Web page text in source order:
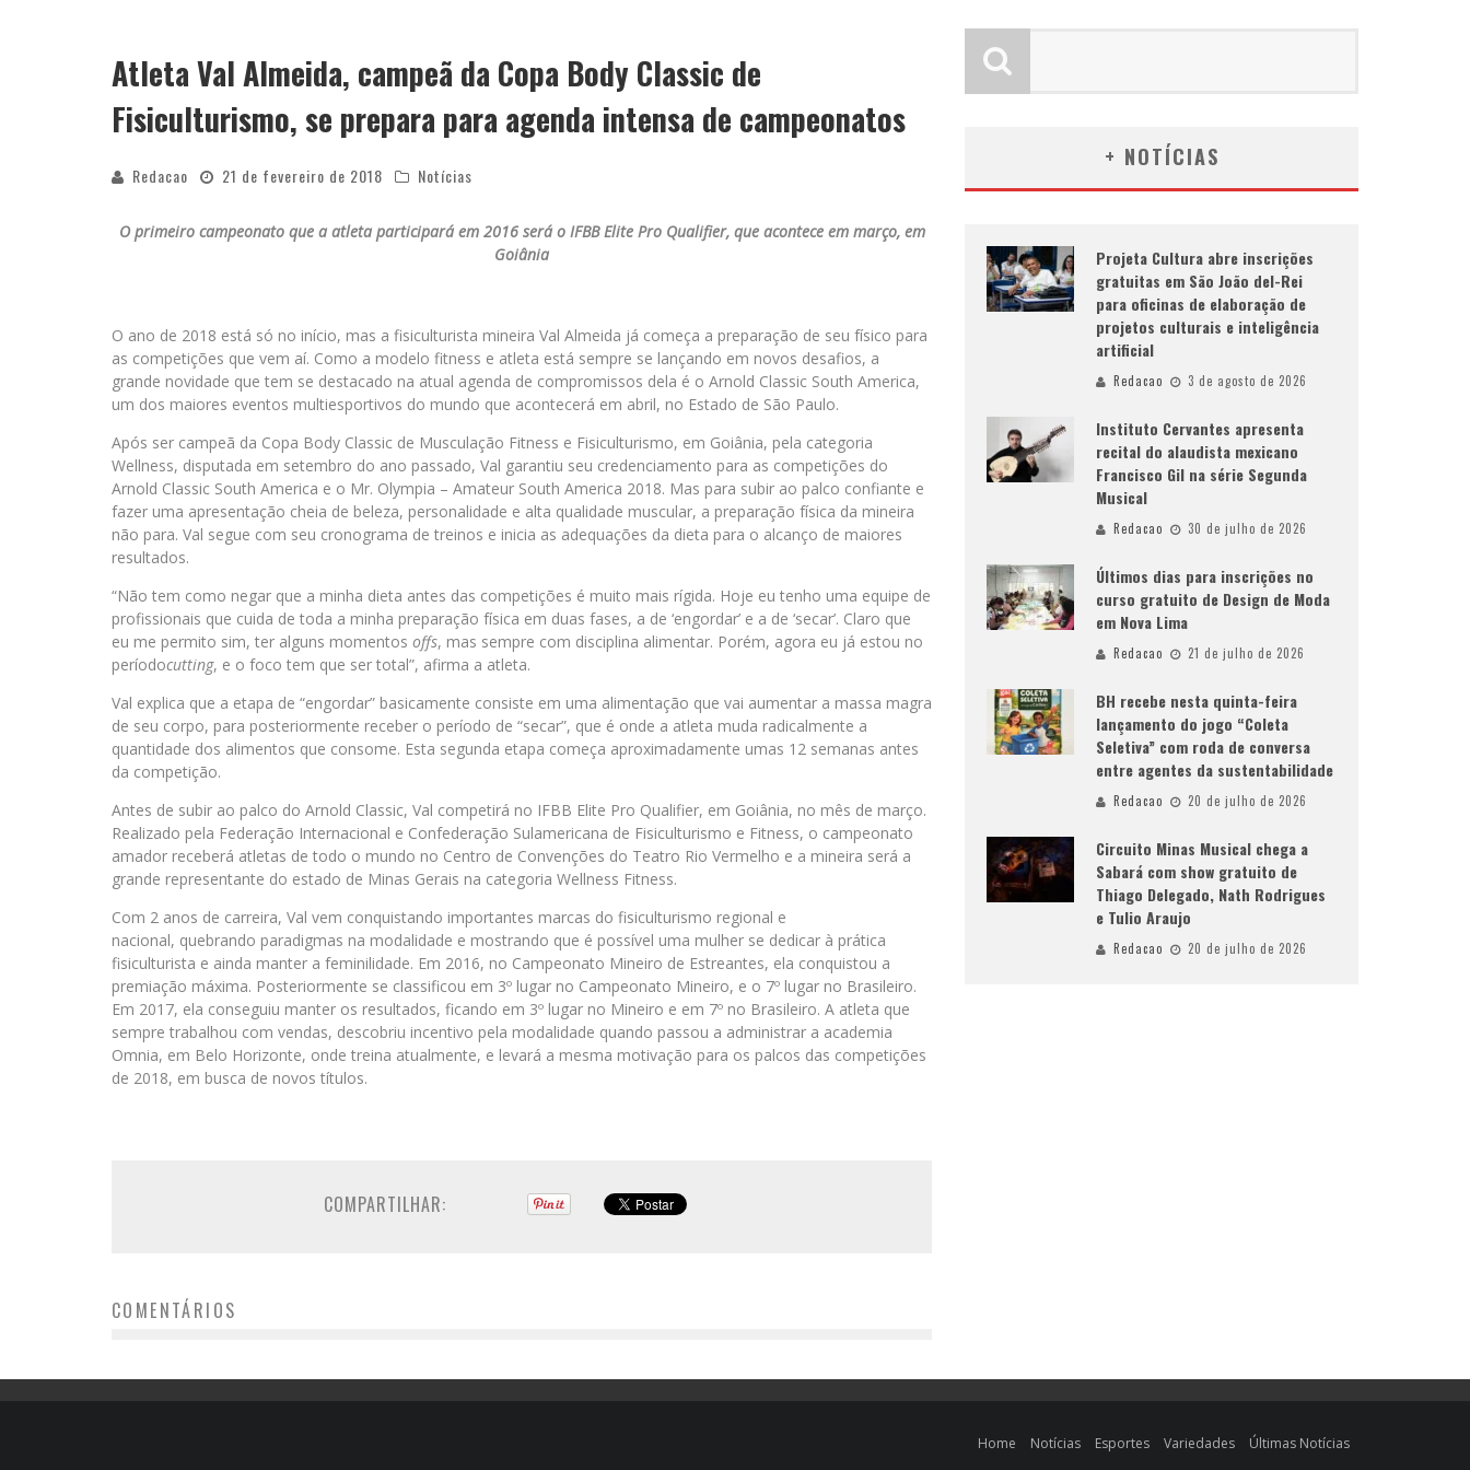
P
ROJETA CULTURA ABRE INSCRIÇÕES GRATUITAS EM SÃO JOÃO DEL-REI PARA OFICINAS DE ELABORAÇÃO DE PROJETOS CULTURAIS E INTELIGÊNCIA ARTIFICIAL
Atleta Val Almeida, campeã da Copa Body Classic de
Fisiculturismo, se prepara para agenda intensa de campeonatos
Redacao 21 de fevereiro de 2018 Notícias
O primeiro campeonato que a atleta participará em 2016 será o IFBB Elite Pro Qualifier, que acontece em março, em
Goiânia
O ano de 2018 está só no início, mas a fisiculturista mineira Val Almeida já começa a preparação de seu físico para
as competições que vem aí. Como a modelo fitness e atleta está sempre se lançando em novos desafios, a
grande novidade que tem se destacado na atual agenda de compromissos dela é o Arnold Classic South America,
um dos maiores eventos multiesportivos do mundo que acontecerá em abril, no Estado de São Paulo.
Após ser campeã da Copa Body Classic de Musculação Fitness e Fisiculturismo, em Goiânia, pela categoria
Wellness, disputada em setembro do ano passado, Val garantiu seu credenciamento para as competições do
Arnold Classic South America e o Mr. Olympia – Amateur South America 2018. Mas para subir ao palco confiante e
fazer uma apresentação cheia de beleza, personalidade e alta qualidade muscular, a preparação física da mineira
não para. Val segue com seu cronograma de treinos e inicia as adequações da dieta para o alcanço de maiores
resultados.
“Não tem como negar que a minha dieta antes das competições é muito mais rígida. Hoje eu tenho uma equipe de
profissionais que cuida de toda a minha preparação física em duas fases, a de ‘engordar’ e a de ‘secar’. Claro que
eu me permito sim, ter alguns momentos offs, mas sempre com disciplina alimentar. Porém, agora eu já estou no
períodocutting, e o foco tem que ser total”, afirma a atleta.
Val explica que a etapa de “engordar” basicamente consiste em uma alimentação que vai aumentar a massa magra
de seu corpo, para posteriormente receber o período de “secar”, que é onde a atleta muda radicalmente a
quantidade dos alimentos que consome. Esta segunda etapa começa aproximadamente umas 12 semanas antes
da competição.
Antes de subir ao palco do Arnold Classic, Val competirá no IFBB Elite Pro Qualifier, em Goiânia, no mês de março.
Realizado pela Federação Internacional e Confederação Sulamericana de Fisiculturismo e Fitness, o campeonato
amador receberá atletas de todo o mundo no Centro de Convenções do Teatro Rio Vermelho e a mineira será a
grande representante do estado de Minas Gerais na categoria Wellness Fitness.
Com 2 anos de carreira, Val vem conquistando importantes marcas do fisiculturismo regional e
nacional, quebrando paradigmas na modalidade e mostrando que é possível uma mulher se dedicar à prática
fisiculturista e ainda manter a feminilidade. Em 2016, no Campeonato Mineiro de Estreantes, ela conquistou a
premiação máxima. Posteriormente se classificou em 3º lugar no Campeonato Mineiro, e o 7º lugar no Brasileiro.
Em 2017, ela conseguiu manter os resultados, ficando em 3º lugar no Mineiro e em 7º no Brasileiro. A atleta que
sempre trabalhou com vendas, descobriu incentivo pela modalidade quando passou a administrar a academia
Omnia, em Belo Horizonte, onde treina atualmente, e levará a mesma motivação para os palcos das competições
de 2018, em busca de novos títulos.
COMPARTILHAR:
COMENTÁRIOS
+ NOTÍCIAS
Projeta Cultura abre inscrições
gratuitas em São João del-Rei
para oficinas de elaboração de
projetos culturais e inteligência
artificial
Redacao 3 de agosto de 2026
Instituto Cervantes apresenta
recital do alaudista mexicano
Francisco Gil na série Segunda
Musical
Redacao 30 de julho de 2026
Últimos dias para inscrições no
curso gratuito de Design de Moda
em Nova Lima
Redacao 21 de julho de 2026
BH recebe nesta quinta-feira
lançamento do jogo “Coleta
Seletiva” com roda de conversa
entre agentes da sustentabilidade
Redacao 20 de julho de 2026
Circuito Minas Musical chega a
Sabará com show gratuito de
Thiago Delegado, Nath Rodrigues
e Tulio Araujo
Redacao 20 de julho de 2026
Home Notícias Esportes Variedades Últimas Notícias